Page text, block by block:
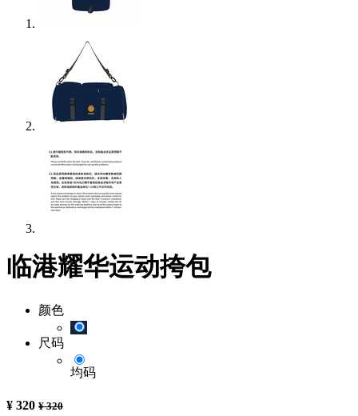
临港耀华运动挎包
颜色
尺码
均码
¥ 320 ¥320